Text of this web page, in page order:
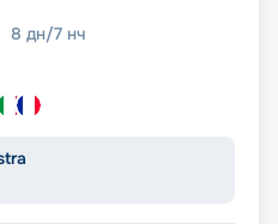
8 дн/7 нч